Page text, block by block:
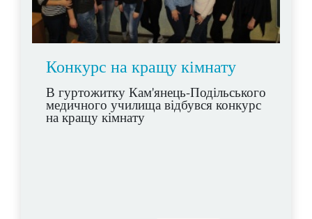
Конкурс на кращу кімнату
В гуртожитку Кам'янець-Подільського
медичного училища відбувся конкурс
на кращу кімнату